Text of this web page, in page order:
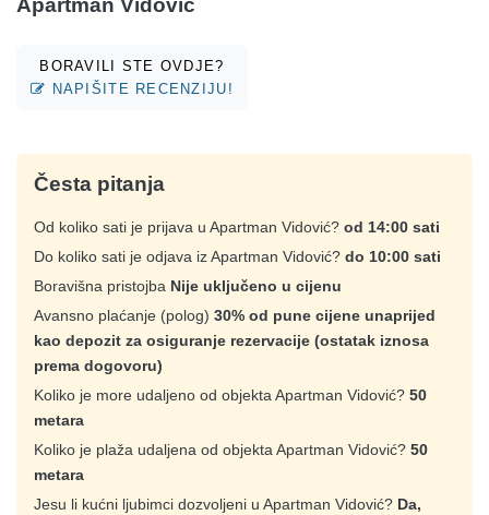
BORAVILI STE OVDJE?
NAPIŠITE RECENZIJU!
Česta pitanja
Od koliko sati je prijava u Apartman Vidović? od 14:00 sati
Do koliko sati je odjava iz Apartman Vidović? do 10:00 sati
Boravišna pristojba Nije uključeno u cijenu
Avansno plaćanje (polog) 30% od pune cijene unaprijed
kao depozit za osiguranje rezervacije (ostatak iznosa
prema dogovoru)
Koliko je more udaljeno od objekta Apartman Vidović? 50
metara
Koliko je plaža udaljena od objekta Apartman Vidović? 50
metara
Jesu li kućni ljubimci dozvoljeni u Apartman Vidović? Da,